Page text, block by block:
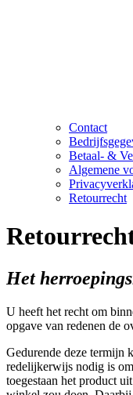
Contact
Betaal- &
Algemene
Retourrecht
Het
U heeft het recht om
opgave van redenen de
Gedurende deze termijn
redelijkerwijs nodig is
toegestaan het product